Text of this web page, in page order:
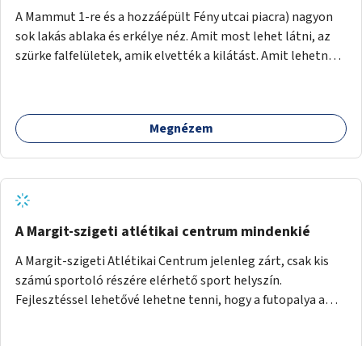
A Mammut 1-re és a hozzáépült Fény utcai piacra) nagyon
sok lakás ablaka és erkélye néz. Amit most lehet látni, az
szürke falfelületek, amik elvették a kilátást. Amit lehetne:
egy látképet, amit azok elvettek.
Megnézem
A Margit-szigeti atlétikai centrum mindenkié
A Margit-szigeti Atlétikai Centrum jelenleg zárt, csak kis
számú sportoló részére elérhető sport helyszín.
Fejlesztéssel lehetővé lehetne tenni, hogy a futopalya a